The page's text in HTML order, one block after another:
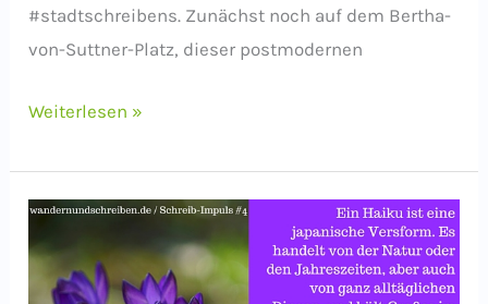
#stadtschreibens. Zunächst noch auf dem Bertha-
von-Suttner-Platz, dieser postmodernen
#stadtschreiben,
4:
Zentralbibliothek
in
Düsseldorf
Weiterlesen »